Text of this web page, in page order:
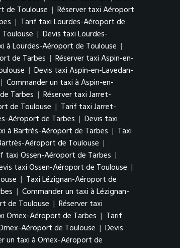
de Toulouse | Réserver taxi Aéroport
| Tarif taxi Lourdes-Aéroport de
| Devis taxi Lourdes-
à Lourdes-Aéroport de Toulouse |
de Tarbes | Réserver taxi Aspin-en-
| Devis taxi Aspin-en-Lavedan-
| Commander un taxi à Aspin-en-
Tarbes | Réserver taxi Jarret-
de Toulouse | Tarif taxi Jarret-
Aéroport de Tarbes | Devis taxi
à Bartrès-Aéroport de Tarbes | Taxi
Aéroport de Toulouse |
taxi Ossen-Aéroport de Tarbes |
taxi Ossen-Aéroport de Toulouse |
| Taxi Lézignan-Aéroport de
| Commander un taxi à Lézignan-
de Toulouse | Réserver taxi
Omex-Aéroport de Tarbes | Tarif
Aéroport de Toulouse | Devis
un taxi à Omex-Aéroport de